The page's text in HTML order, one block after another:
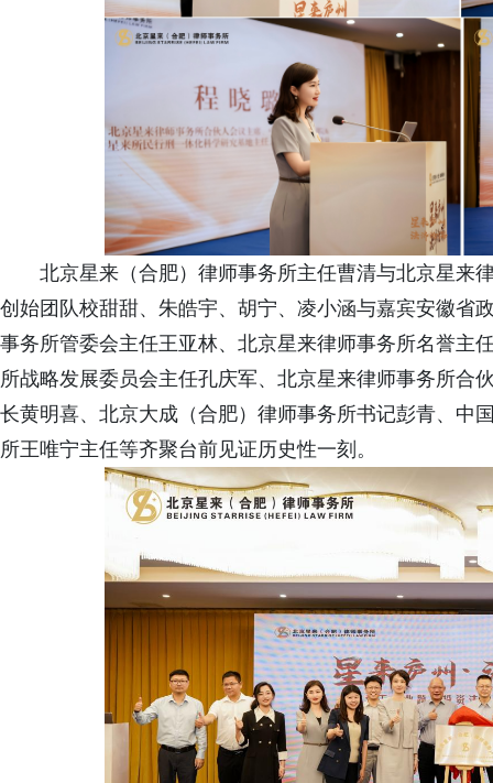
北京星来（合肥）律师事务所主任曹清与北京星来
创始团队校甜甜、朱皓宇、胡宁、凌小涵与嘉宾安徽省
事务所管委会主任王亚林、北京星来律师事务所名誉主
所战略发展委员会主任孔庆军、北京星来律师事务所合
长黄明喜、北京大成（合肥）律师事务所书记彭青、中
所王唯宁主任等齐聚台前见证历史性一刻。